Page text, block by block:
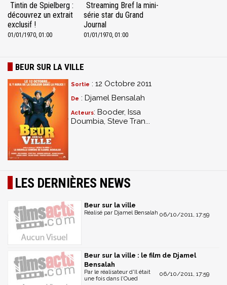
Tintin de Spielberg :
découvrez un extrait
exclusif !
01/01/1970, 01:00
Streaming Bref la mini-
série star du Grand
Journal
01/01/1970, 01:00
BEUR SUR LA VILLE
Sortie : 12 Octobre 2011
De : Djamel Bensalah
Acteurs: Booder, Issa
Doumbia, Steve Tran...
LES DERNIÈRES NEWS
Beur sur la ville
06/10/2011, 17:59
Réalisé par Djamel Bensalah
Beur sur la ville : le film de Djamel
Bensalah
06/10/2011, 17:59
Par le réalisateur d'Il était
une fois dans l'Oued